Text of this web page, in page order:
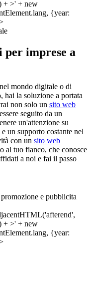
per imprese a
mondo digitale o di
hai la soluzione a portata
non solo un sito web
seguito da un
un'attenzione su
un supporto costante nel
con un sito web
al tuo fianco, che conosce
a noi e fai il passo